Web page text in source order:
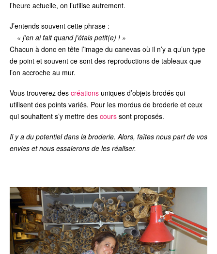
l’heure actuelle, on l’utilise autrement.
J’entends souvent cette phrase :
« j’en ai fait quand j’étais petit(e) ! »
Chacun à donc en tête l’image du canevas où il n’y a qu’un type
de point et souvent ce sont des reproductions de tableaux que
l’on accroche au mur.
Vous trouverez des créations uniques d’objets brodés qui
utilisent des points variés. Pour les mordus de broderie et ceux
qui souhaitent s’y mettre des cours sont proposés.
Il y a du potentiel dans la broderie. Alors, faîtes nous part de vos
envies et nous essaierons de les réaliser.